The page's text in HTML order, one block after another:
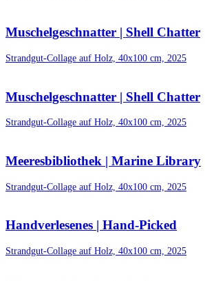
Muschelgeschnatter | Shell Chatter
Strandgut-Collage auf Holz, 40x100 cm, 2025
Muschelgeschnatter | Shell Chatter
Strandgut-Collage auf Holz, 40x100 cm, 2025
Meeresbibliothek | Marine Library
Strandgut-Collage auf Holz, 40x100 cm, 2025
Handverlesenes | Hand-Picked
Strandgut-Collage auf Holz, 40x100 cm, 2025